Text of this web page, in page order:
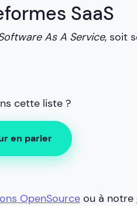
SaaS
As A Service, soit
cette liste ?
en parler
OpenSourceou à notre